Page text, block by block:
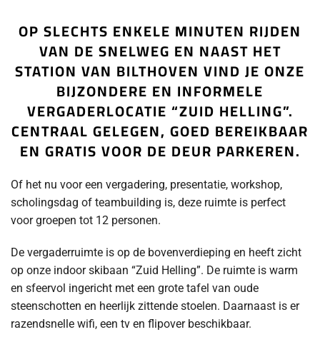
OP SLECHTS ENKELE MINUTEN RIJDEN
VAN DE SNELWEG EN NAAST HET
STATION VAN BILTHOVEN VIND JE ONZE
BIJZONDERE EN INFORMELE
VERGADERLOCATIE “ZUID HELLING”.
CENTRAAL GELEGEN, GOED BEREIKBAAR
EN GRATIS VOOR DE DEUR PARKEREN.
Of het nu voor een vergadering, presentatie, workshop,
scholingsdag of teambuilding is, deze ruimte is perfect
voor groepen tot 12 personen.
De vergaderruimte is op de bovenverdieping en heeft zicht
op onze indoor skibaan “Zuid Helling”. De ruimte is warm
en sfeervol ingericht met een grote tafel van oude
steenschotten en heerlijk zittende stoelen. Daarnaast is er
razendsnelle wifi, een tv en flipover beschikbaar.